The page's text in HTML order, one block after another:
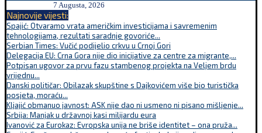
7 Augusta, 2026
Najnovije vijesti:
Spajić: Otvaramo vrata američkim investicijama i savremenim
tehnologijama, rezultati saradnje govoriće...
Serbian Times: Vučić podijelio crkvu u Crnoj Gori
Delegacija EU: Crna Gora nije dio inicijative za centre za migrante,...
Potpisan ugovor za prvu fazu stambenog projekta na Veljem brdu
vrijednu...
Danski političar: Obilazak skupštine s Dajkovićem više bio turistička
posjeta, moraću...
Kljajić obmanuo javnost: ASK nije dao ni usmeno ni pisano mišljenje...
Srbija: Manjak u državnoj kasi milijardu eura
Ivanović za Eurokaz: Evropska unija ne briše identitet – ona pruža...